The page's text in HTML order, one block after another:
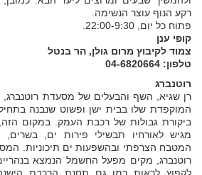
רקע הנוף עוצר הנשימה.
פתוח כל יום, 22:00-9:30.
קופי ענן
צמוד לקיבוץ מרום גולן, הר בנטל
טלפון: 04-6820664
רוטנברג
רן שגיא, השף והבעלים של מסעדת
המוקפדת שלו בבית ישן ופשוט שנבנה
ביקורת גבולות של רכבת העמק. במקום
מגיש לאורחיו תבשילי פירות ים, בשרים,
המטבח הצרפתי ובהשפעות ים תיכוניות.
רוטנברג, מקים מפעל החשמל הנמצא